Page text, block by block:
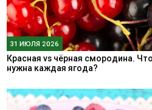
31 ИЮЛЯ 2026
Красная vs чёрная смородина.
нужна каждая ягода?